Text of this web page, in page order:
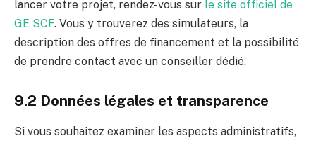
lancer votre projet, rendez-vous sur le site officiel de
GE SCF. Vous y trouverez des simulateurs, la
description des offres de financement et la possibilité
de prendre contact avec un conseiller dédié.
9.2 Données légales et transparence
Si vous souhaitez examiner les aspects administratifs,